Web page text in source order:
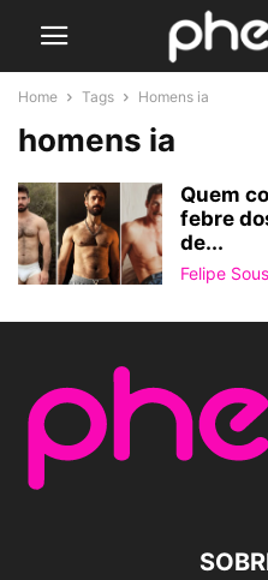
Home Tags Homens ia
homens ia
Quem
febre
de...
Felipe